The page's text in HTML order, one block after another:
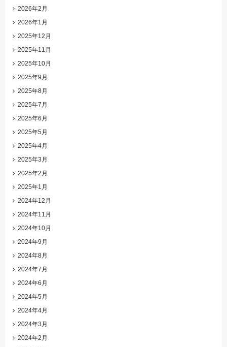
2026年2月
2026年1月
2025年12月
2025年11月
2025年10月
2025年9月
2025年8月
2025年7月
2025年6月
2025年5月
2025年4月
2025年3月
2025年2月
2025年1月
2024年12月
2024年11月
2024年10月
2024年9月
2024年8月
2024年7月
2024年6月
2024年5月
2024年4月
2024年3月
2024年2月